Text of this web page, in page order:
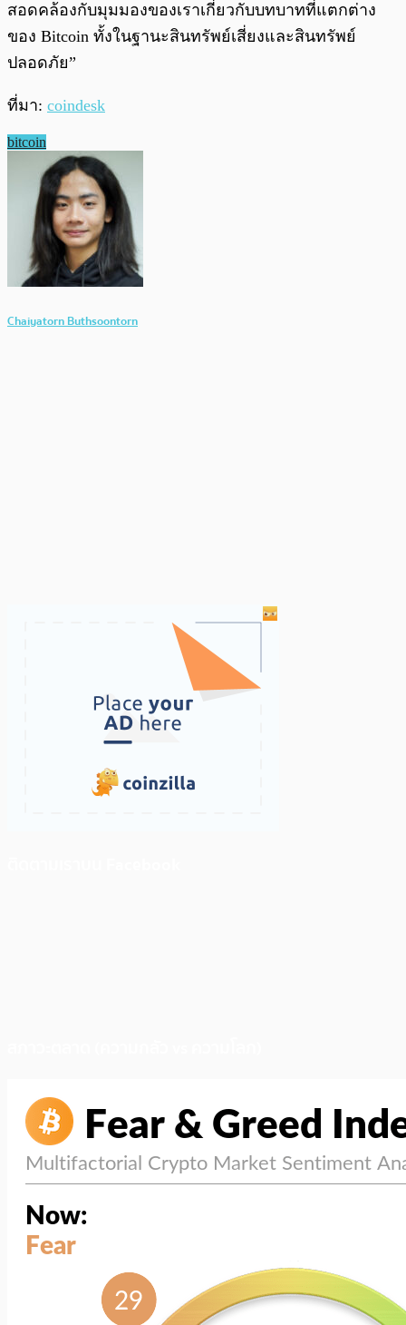
สอดคล้องกับมุมมองของเราเกี่ยวกับบทบาทที่แตกต่าง
ของ Bitcoin ทั้งในฐานะสินทรัพย์เสี่ยงและสินทรัพย์
ปลอดภัย”
ที่มา: coindesk
bitcoin
Chaiyatorn Buthsoontorn